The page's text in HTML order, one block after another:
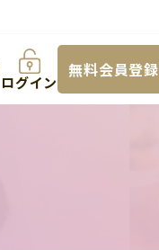
ログイン
無料会員登録